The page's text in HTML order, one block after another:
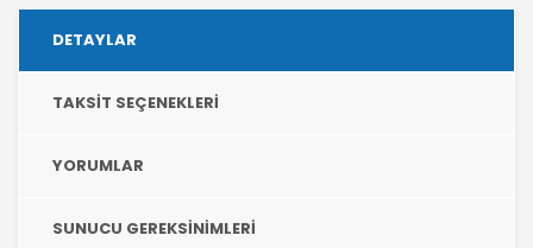
DETAYLAR
TAKSIT SEÇENEKLERI
YORUMLAR
SUNUCU GEREKSINIMLERI